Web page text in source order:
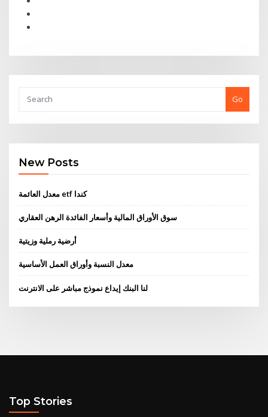
Go
New Posts
معدل العائمة etf كندا
سوق الأوراق المالية وأسعار الفائدة الرهن العقاري
أرضية رملية وزيتية
معدل النسبة وأوراق العمل الأساسية
لنا البنك إيداع نموذج مباشر على الانترنت
Top Stories